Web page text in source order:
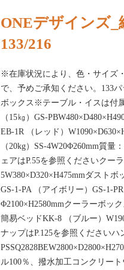
ONEデザインズ
133/216
※在庫状況により、色・サイズ
で、予めご承知ください。133
ボックス※テーブル・イスは付
（15㎏）GS-
EB-1R （レッド）
（20kg）SS-4W20Φ260mm質
ェアはP.55を参照くださいクー
5W380×D320×H475mmダスト
GS-1-PA （アイボリー）GS-1-
Φ2100×H2580mmクーラーボッ
簡易ベッドKK-8 （ブルー）
ナップはP.125を参照ください
ル100％、撥水加工コンクリー